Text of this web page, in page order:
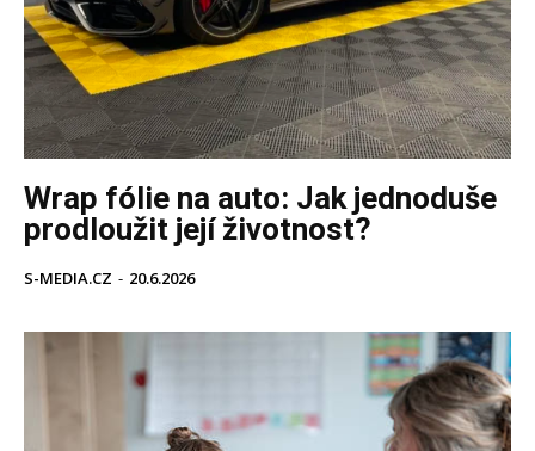
Wrap fólie na auto: Jak jednoduše
prodloužit její životnost?
S-MEDIA.CZ - 20.6.2026